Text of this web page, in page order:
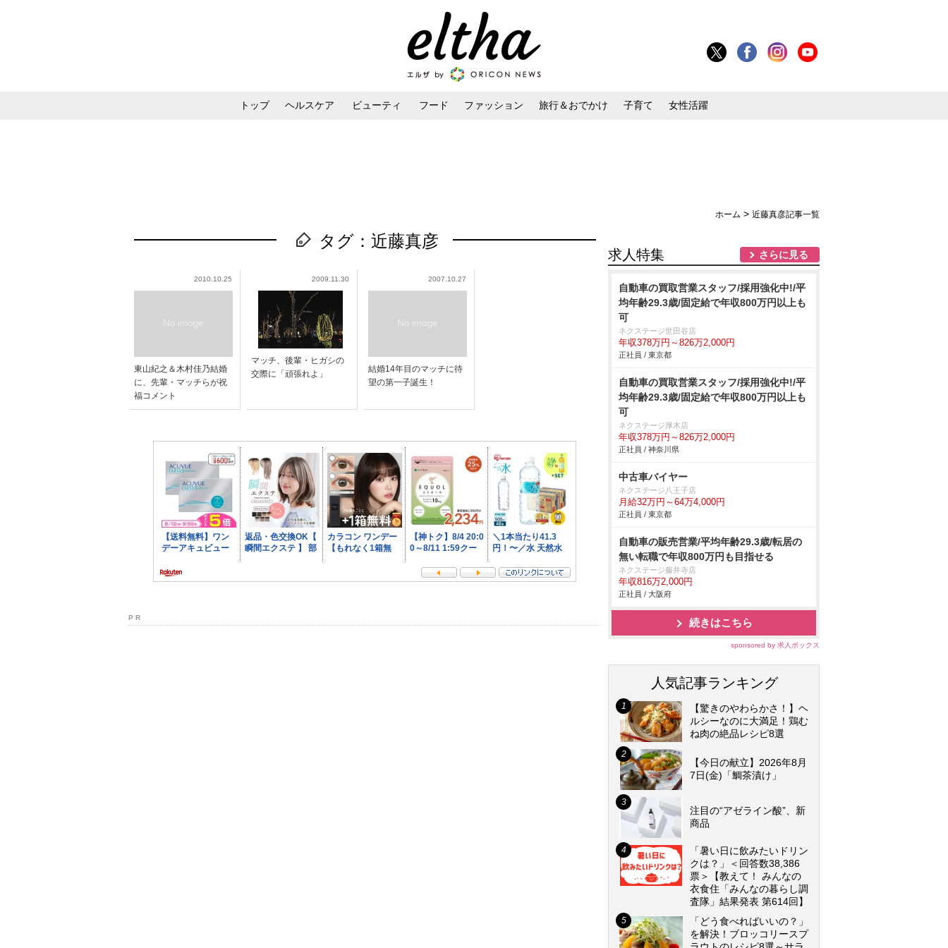
トップ ヘルスケア ビューティ フード ファッション 旅行＆おでかけ 子育て 女性活躍
ホーム > 近藤真彦記事一覧
タグ：近藤真彦
2010.10.25
東山紀之＆木村佳乃結婚
に、先輩・マッチらが祝
福コメント
2009.11.30
マッチ、後輩・ヒガシの
交際に「頑張れよ」
2007.10.27
結婚14年目のマッチに待
望の第一子誕生！
P R
求人特集 さらに見る
自動車の買取営業スタッフ/採用強化中!/平
均年齢29.3歳/固定給で年収800万円以上も
可
ネクステージ世田谷店
年収378万円～826万2,000円
正社員 / 東京都
自動車の買取営業スタッフ/採用強化中!/平
均年齢29.3歳/固定給で年収800万円以上も
可
ネクステージ厚木店
年収378万円～826万2,000円
正社員 / 神奈川県
中古車バイヤー
ネクステージ八王子店
月給32万円～64万4,000円
正社員 / 東京都
自動車の販売営業/平均年齢29.3歳/転居の
無い転職で年収800万円も目指せる
ネクステージ藤井寺店
年収816万2,000円
正社員 / 大阪府
続きはこちら
sponsored by 求人ボックス
人気記事ランキング
【驚きのやわらかさ！】ヘ
ルシーなのに大満足！鶏む
ね肉の絶品レシピ8選
【今日の献立】2026年8月
7日(金)「鯛茶漬け」
注目の“アゼライン酸”、新
商品
「暑い日に飲みたいドリン
クは？」＜回答数38,386
票＞【教えて！ みんなの
衣食住「みんなの暮らし調
査隊」結果発表 第614回】
「どう食べればいいの？」
を解決！ブロッコリースプ